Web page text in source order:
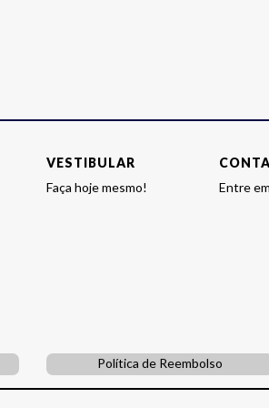
VESTIBULAR
Faça hoje mesmo!
Entre
Política de Reembolso